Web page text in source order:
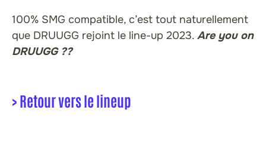
100% SMG compatible, c’est tout naturellement
que DRUUGG rejoint le line-up 2023. Are you on
DRUUGG ??
> Retour vers le lineup